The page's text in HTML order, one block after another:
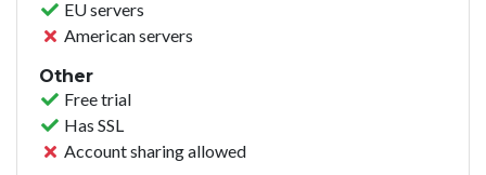
EU servers
American servers
Other
Free trial
Has SSL
Account sharing allowed